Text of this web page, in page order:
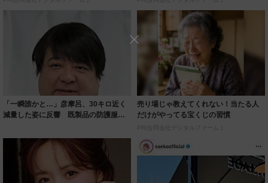
「一瞬誰かと…」彦摩呂、30キロ近く
減量した姿に反響 既製品の防護服が
売り場じゃ教えてくれない！当たる人
だけがやってる宝くじの習慣
PR(合同会社デジタルファーム )